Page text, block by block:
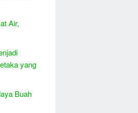
Air,
yang
Buah